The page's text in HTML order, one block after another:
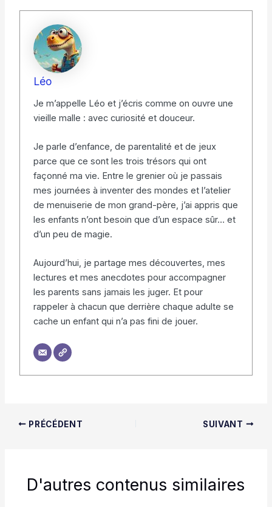
Léo
Je m’appelle Léo et j’écris comme on ouvre une
vieille malle : avec curiosité et douceur.
Je parle d’enfance, de parentalité et de jeux
parce que ce sont les trois trésors qui ont
façonné ma vie. Entre le grenier où je passais
mes journées à inventer des mondes et l’atelier
de menuiserie de mon grand-père, j’ai appris que
les enfants n’ont besoin que d’un espace sûr… et
d’un peu de magie.
Aujourd’hui, je partage mes découvertes, mes
lectures et mes anecdotes pour accompagner
les parents sans jamais les juger. Et pour
rappeler à chacun que derrière chaque adulte se
cache un enfant qui n’a pas fini de jouer.
PRÉCÉDENT SUIVANT
D'autres contenus similaires